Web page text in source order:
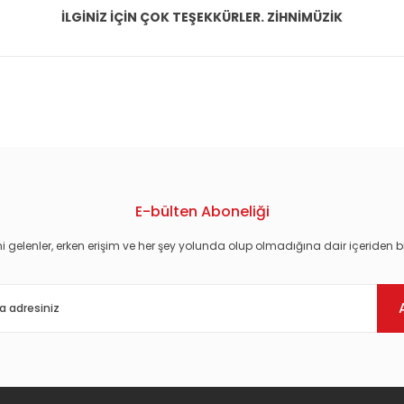
İLGİNİZ İÇİN ÇOK TEŞEKKÜRLER. ZİHNİMÜZİK
E-bülten Aboneliği
gelenler, erken erişim ve her şey yolunda olup olmadığına dair içeriden